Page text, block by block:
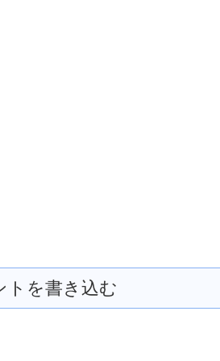
トを書き込む